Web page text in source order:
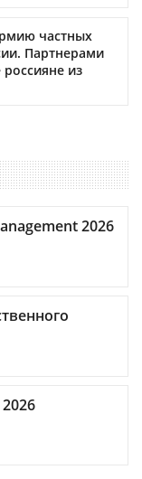
частных
Партнерами
из
2026